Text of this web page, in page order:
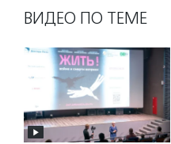
ВИДЕО ПО ТЕМЕ